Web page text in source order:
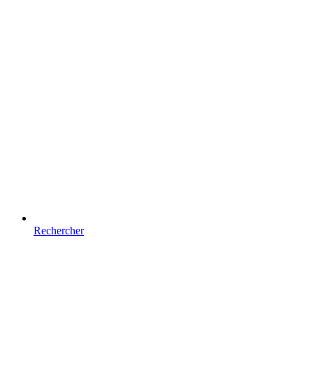
Rechercher